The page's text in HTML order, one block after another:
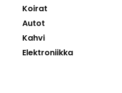
Koirat
Autot
Kahvi
Elektroniikka